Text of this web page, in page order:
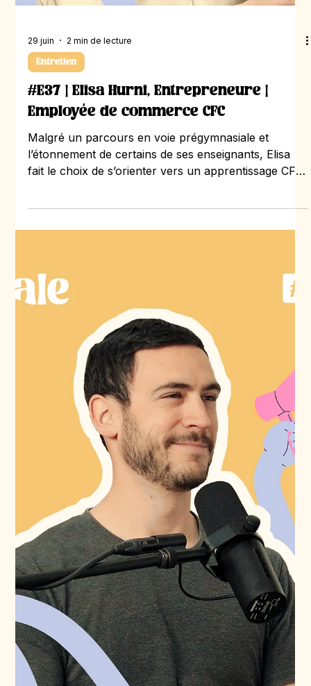
trois années de scolarité obligatoire, Jonathan
sa priorité est avant tout de trouver sa place en
Suisse et d’obtenir une stabilité lu
2 min de lecture
Entretien
#E37 | Elisa Hurni, Entrepreneure |